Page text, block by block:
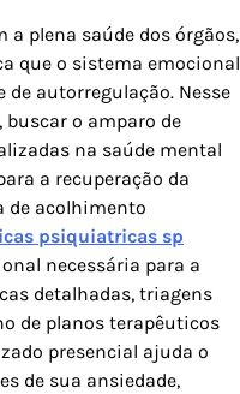
a plena saúde dos órgãos,
que o sistema emocional
autorregulação. Nesse
o amparo de
na saúde mental
a recuperação da
de acolhimento
psiquiatricas sp
necessária para a
detalhadas, triagens
de planos terapêuticos
presencial ajuda o
de sua ansiedade,